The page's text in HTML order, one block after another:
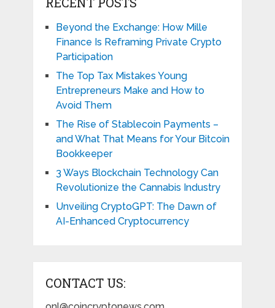
Beyond the Exchange: How Mille
Finance Is Reframing Private Crypto
Participation
The Top Tax Mistakes Young
Entrepreneurs Make and How to
Avoid Them
The Rise of Stablecoin Payments –
and What That Means for Your Bitcoin
Bookkeeper
3 Ways Blockchain Technology Can
Revolutionize the Cannabis Industry
Unveiling CryptoGPT: The Dawn of
AI-Enhanced Cryptocurrency
CONTACT US: